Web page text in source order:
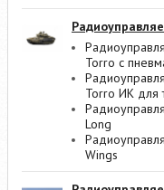
Torro с
Torro ИК для
Long
Wings